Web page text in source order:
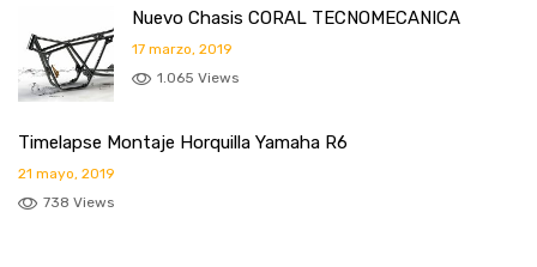
Nuevo Chasis CORAL TECNOMECANICA
17 marzo, 2019
1.065 Views
Timelapse Montaje Horquilla Yamaha R6
21 mayo, 2019
738 Views